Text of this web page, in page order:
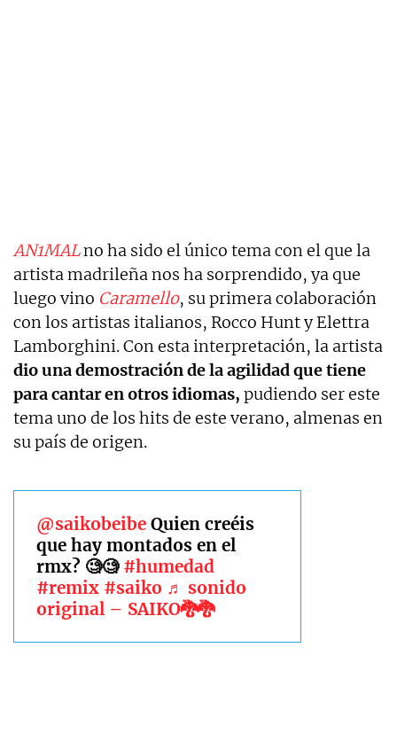
AN1MALno ha sido el único tema con el que la
artista madrileña nos ha sorprendido, ya que
luego vino Caramello, su primera colaboración
con los artistas italianos, Rocco Hunt y Elettra
Lamborghini. Con esta interpretación, la artista
dio una demostración de la agilidad que tiene
para cantar en otros idiomas, pudiendo ser este
tema uno de los hits de este verano, almenas en
su país de origen.
@saikobeibe Quien creéis
que hay montados en el
rmx? 🧐🧐 #humedad
#remix #saiko ♬ sonido
original – SAIKO🐉🐉